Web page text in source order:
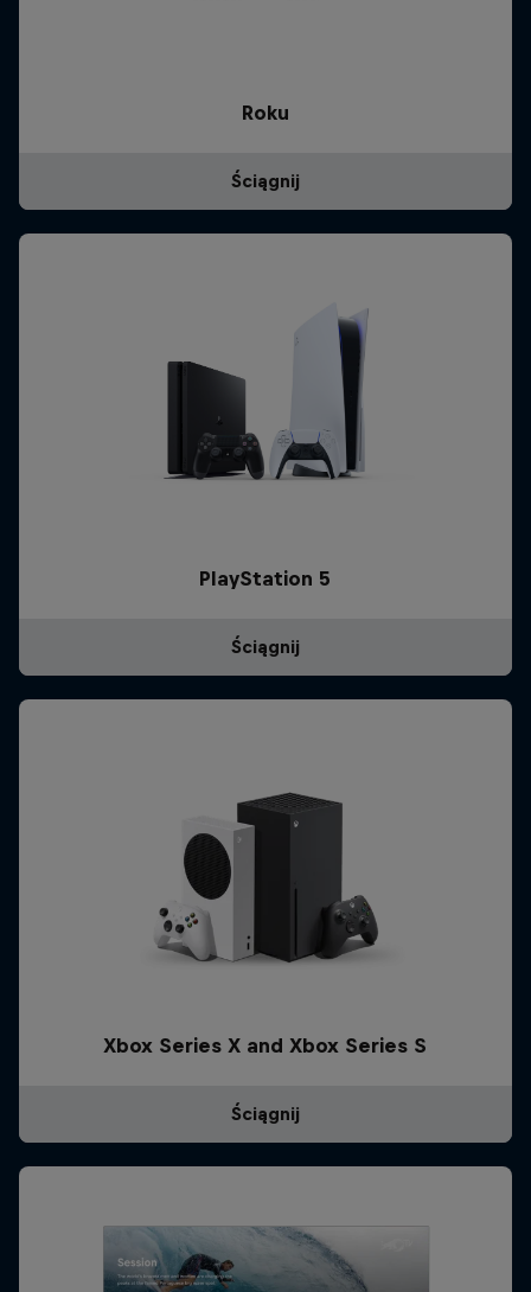
Roku
Ściągnij
PlayStation 5
Ściągnij
Xbox Series X and Xbox Series S
Ściągnij